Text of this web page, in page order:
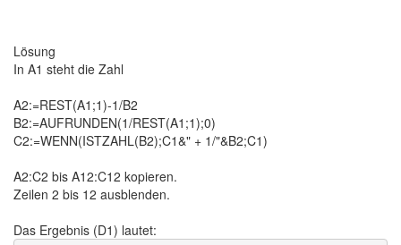
Lösung
In A1 steht die Zahl
A2:=REST(A1;1)-1/B2
B2:=AUFRUNDEN(1/REST(A1;1);0)
C2:=WENN(ISTZAHL(B2);C1&" + 1/"&B2;C1)
A2:C2 bis A12:C12 kopieren.
Zeilen 2 bis 12 ausblenden.
Das Ergebnis (D1) lautet: